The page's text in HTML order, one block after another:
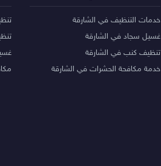
خدمات التنظيف في الشارقة
غسيل سجاد في الشارقة
تنظيف كنب في الشارقة
خدمة مكافحة الحشرات في الشارقة